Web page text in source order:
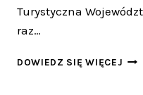
Turystyczna
raz…
DOWIEDZ SIĘ WIĘCEJ